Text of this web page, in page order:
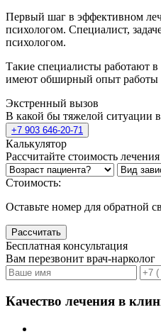
Первый шаг в эффективном
психологом. Специалист,
психологом.
Такие специалисты работают
имеют обширный опыт работы
Экстренный вызов
В какой бы тяжелой ситуации
+7 903 646-20-71
Калькулятор
Рассчитайте стоимость лечения
Стоимость:
Оставьте номер для обратной
Рассчитать
Бесплатная консультация
Вам перезвонит врач-нарколог
Качество лечения в